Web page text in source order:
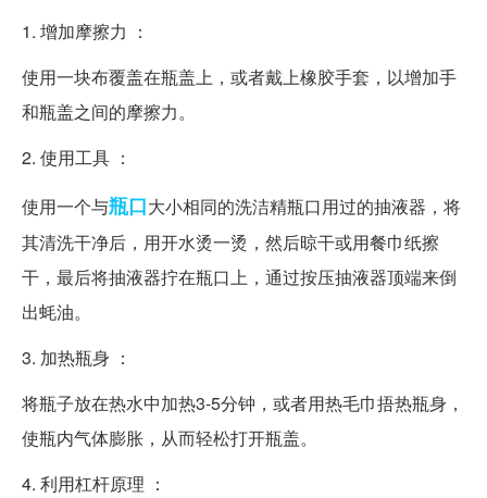
1. 增加摩擦力 ：
使用一块布覆盖在瓶盖上，或者戴上橡胶手套，以增加手
和瓶盖之间的摩擦力。
2. 使用工具 ：
使用一个与瓶口大小相同的洗洁精瓶口用过的抽液器，将
其清洗干净后，用开水烫一烫，然后晾干或用餐巾纸擦
干，最后将抽液器拧在瓶口上，通过按压抽液器顶端来倒
出蚝油。
3. 加热瓶身 ：
将瓶子放在热水中加热3-5分钟，或者用热毛巾捂热瓶身，
使瓶内气体膨胀，从而轻松打开瓶盖。
4. 利用杠杆原理 ：